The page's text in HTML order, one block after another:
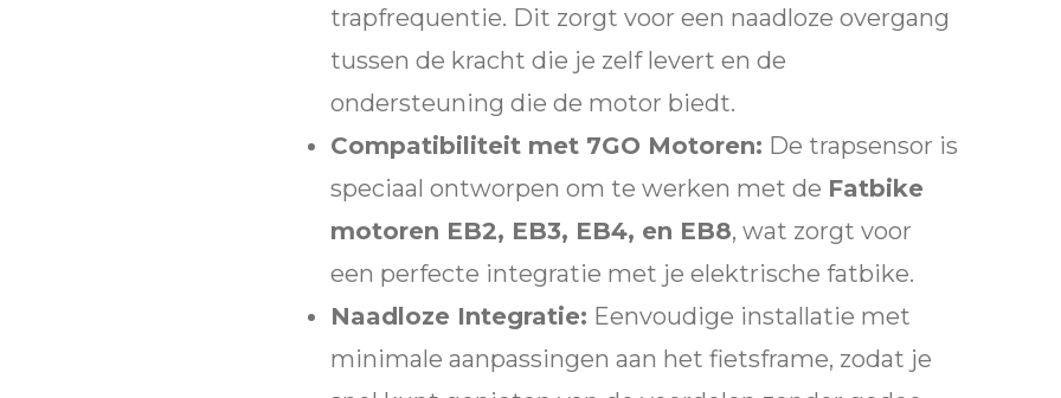
trapfrequentie. Dit zorgt voor een naadloze overgang
tussen de kracht die je zelf levert en de
ondersteuning die de motor biedt.
Compatibiliteit met 7GO Motoren: De trapsensor is
speciaal ontworpen om te werken met de Fatbike
motoren EB2, EB3, EB4, en EB8, wat zorgt voor
een perfecte integratie met je elektrische fatbike.
Naadloze Integratie: Eenvoudige installatie met
minimale aanpassingen aan het fietsframe, zodat je